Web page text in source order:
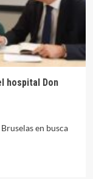
hospital Don
en busca